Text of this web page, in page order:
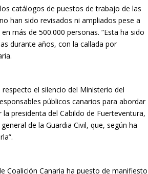
catálogos de puestos de trabajo de las
han sido revisados ni ampliados pese a
más de 500.000 personas. “Esta ha sido
durante años, con la callada por
el silencio del Ministerio del
públicos canarios para abordar
presidenta del Cabildo de Fuerteventura,
de la Guardia Civil, que, según ha
Coalición Canaria ha puesto de manifiesto